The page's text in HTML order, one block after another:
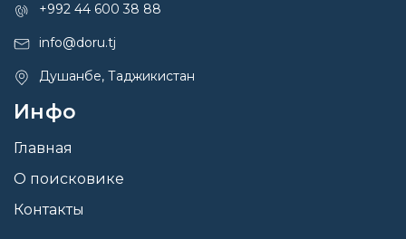
+992 44 600 38 88
info@doru.tj
Душанбе, Таджикистан
Инфо
Главная
О поисковике
Контакты